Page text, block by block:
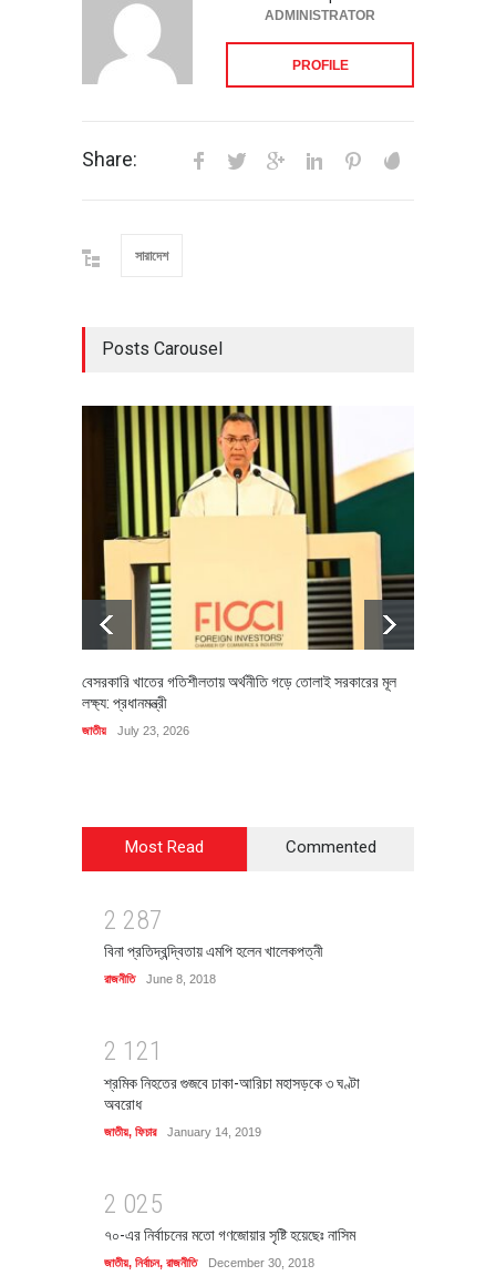
ADMINISTRATOR
PROFILE
Share:
সারাদেশ
Posts Carousel
বেসরকারি খাতের গতিশীলতায় অর্থনীতি গড়ে তোলাই সরকারের মূল
লক্ষ্য: প্রধানমন্ত্রী
জাতীয় July 23, 2026
Most Read Commented
2 287
বিনা প্রতিদ্বন্দ্বিতায় এমপি হলেন খালেকপত্নী
রাজনীতি June 8, 2018
2 1 21
শ্রমিক নিহতের গুজবে ঢাকা-আরিচা মহাসড়কে ৩ ঘণ্টা
অবরোধ
জাতীয়, ফিচার January 14, 2019
2 025
৭০-এর নির্বাচনের মতো গণজোয়ার সৃষ্টি হয়েছেঃ নাসিম
জাতীয়, নির্বাচন, রাজনীতি December 30, 2018